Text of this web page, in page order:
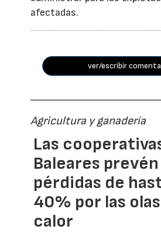
afectadas.
ver/escribir
Agricultura y ganadería
Las
Baleares prevén
pérdidas de
40% por las
calor